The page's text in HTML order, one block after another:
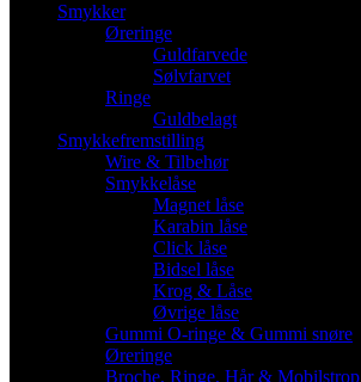
Smykker
Øreringe
Guldfarvede
Sølvfarvet
Ringe
Guldbelagt
Smykkefremstilling
Wire & Tilbehør
Smykkelåse
Magnet låse
Karabin låse
Click låse
Bidsel låse
Krog & Låse
Øvrige låse
Gummi O-ringe & Gummi snøre
Øreringe
Broche, Ringe, Hår & Mobilstrop